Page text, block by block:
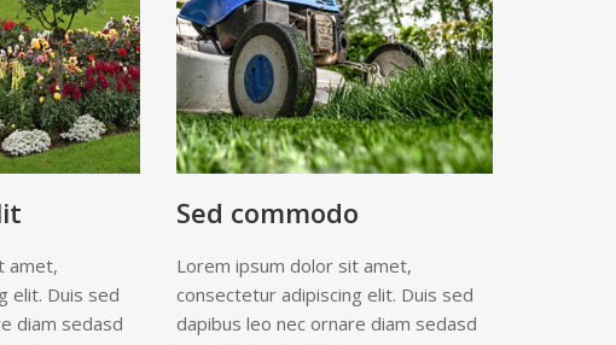
amet,
elit. Duis sed
diam sedasd
Sed commodo
Lorem ipsum dolor sit amet,
consectetur adipiscing elit. Duis sed
dapibus leo nec ornare diam sedasd